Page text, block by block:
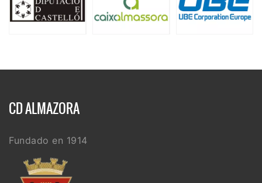
CD ALMAZORA
Fundado en 1914